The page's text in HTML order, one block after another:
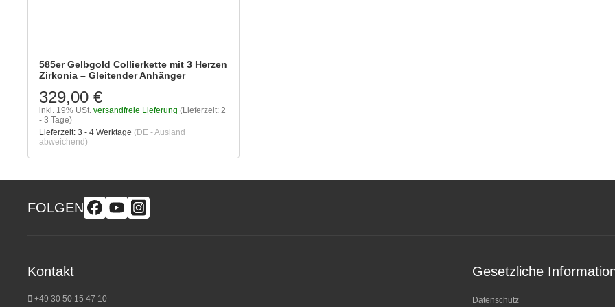
585er Gelbgold Collierkette mit 3 Herzen
Zirkonia – Gleitender Anhänger
329,00 €
inkl. 19% USt. versandfreie Lieferung (Lieferzeit: 2
- 3 Tage)
Lieferzeit: 3 - 4 Werktage (DE - Ausland
abweichend)
FOLGEN
Kontakt
+49 30 50 15 47 10
Gesetzliche
Datenschutz